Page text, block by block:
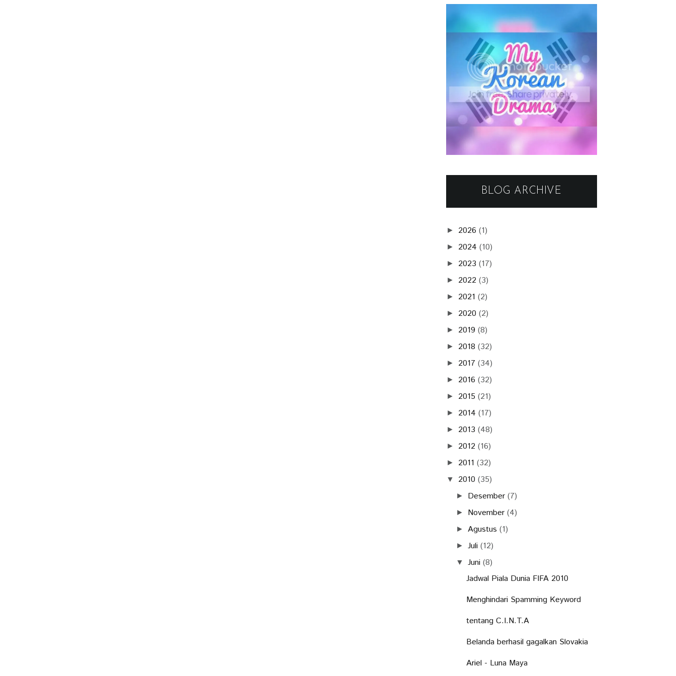
BLOG ARCHIVE
► 2026 (1)
► 2024 (10)
► 2023 (17)
► 2022 (3)
► 2021 (2)
► 2020 (2)
► 2019 (8)
► 2018 (32)
► 2017 (34)
► 2016 (32)
► 2015 (21)
► 2014 (17)
► 2013 (48)
► 2012 (16)
► 2011 (32)
▼ 2010 (35)
► Desember (7)
► November (4)
► Agustus (1)
►Juli (12)
▼ Juni (8)
Jadwal Piala Dunia FIFA 2010
Menghindari Spamming Keyword
tentang C.I.N.T.A
Belanda berhasil gagalkan Slovakia
Ariel - Luna Maya